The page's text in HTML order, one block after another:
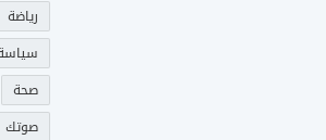
رياضة
صحة